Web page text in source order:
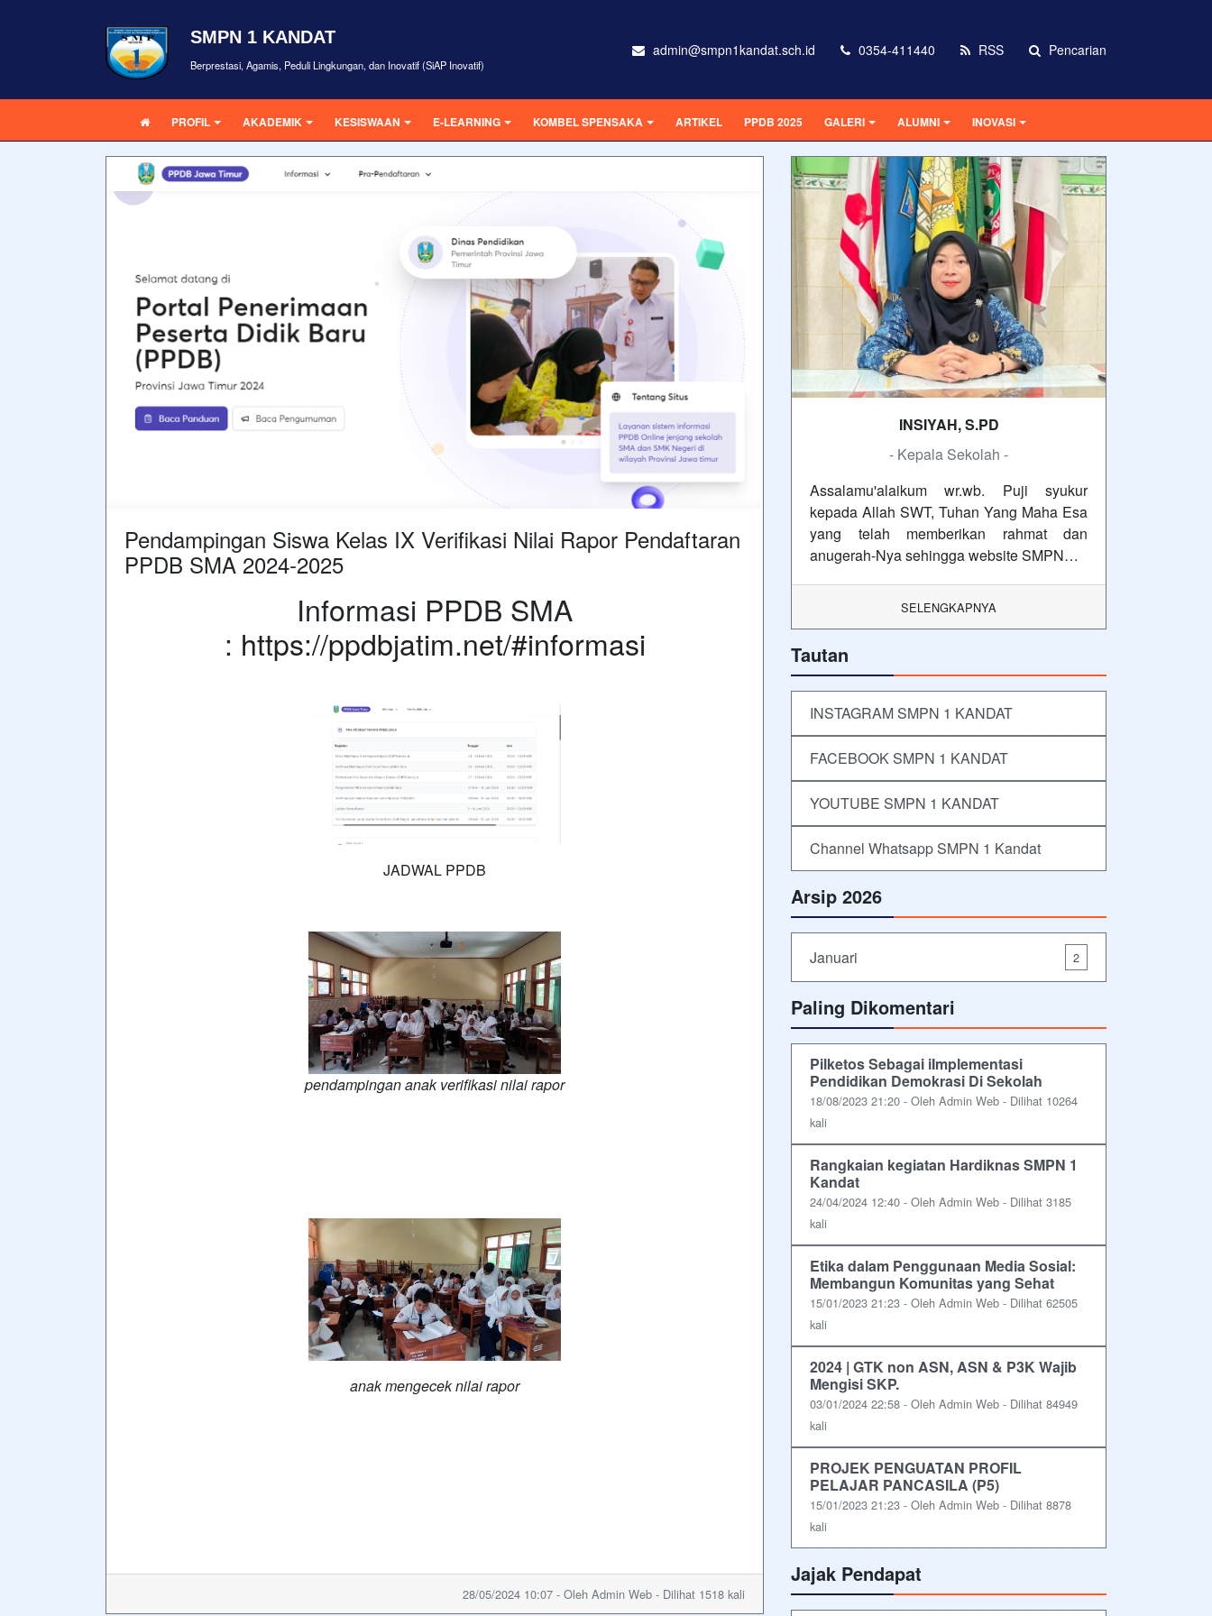
SMPN 1 KANDAT
Berprestasi, Agamis, Peduli Lingkungan, dan Inovatif (SiAP Inovatif)
admin@smpn1kandat.sch.id 0354-411440 RSS Pencarian
PROFIL AKADEMIK KESISWAAN E-LEARNING KOMBEL SPENSAKA ARTIKEL PPDB 2025 GALERI ALUMNI INOVASI
Pendampingan Siswa Kelas IX Verifikasi Nilai Rapor Pendaftaran
PPDB SMA 2024-2025
Informasi PPDB SMA
: https://ppdbjatim.net/#informasi
JADWAL PPDB
pendampingan anak verifikasi nilai rapor
anak mengecek nilai rapor
28/05/2024 10:07 - Oleh Admin Web - Dilihat 1518 kali
INSIYAH, S.PD
- Kepala Sekolah -
Assalamu'alaikum wr.wb. Puji syukur
kepada Allah SWT, Tuhan Yang Maha Esa
yang telah memberikan rahmat dan
anugerah-Nya sehingga website SMPN…
SELENGKAPNYA
Tautan
INSTAGRAM SMPN 1 KANDAT
FACEBOOK SMPN 1 KANDAT
YOUTUBE SMPN 1 KANDAT
Channel Whatsapp SMPN 1 Kandat
Arsip 2026
Januari 2
Paling Dikomentari
Pilketos Sebagai iImplementasi
Pendidikan Demokrasi Di Sekolah
18/08/2023 21:20 - Oleh Admin Web - Dilihat 10264
kali
Rangkaian kegiatan Hardiknas SMPN 1
Kandat
24/04/2024 12:40 - Oleh Admin Web - Dilihat 3185
kali
Etika dalam Penggunaan Media Sosial:
Membangun Komunitas yang Sehat
15/01/2023 21:23 - Oleh Admin Web - Dilihat 62505
kali
2024 | GTK non ASN, ASN & P3K Wajib
Mengisi SKP.
03/01/2024 22:58 - Oleh Admin Web - Dilihat 84949
kali
PROJEK PENGUATAN PROFIL
PELAJAR PANCASILA (P5)
15/01/2023 21:23 - Oleh Admin Web - Dilihat 8878
kali
Jajak Pendapat